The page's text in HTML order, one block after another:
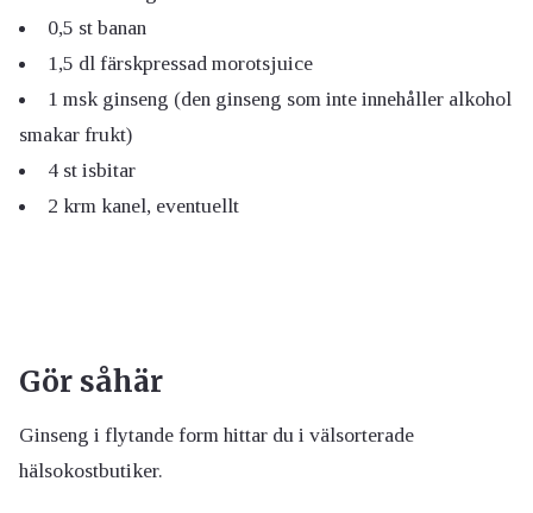
0,5 st banan
1,5 dl färskpressad morotsjuice
1 msk ginseng (den ginseng som inte innehåller alkohol
smakar frukt)
4 st isbitar
2 krm kanel, eventuellt
Gör såhär
Ginseng i flytande form hittar du i välsorterade
hälsokostbutiker.